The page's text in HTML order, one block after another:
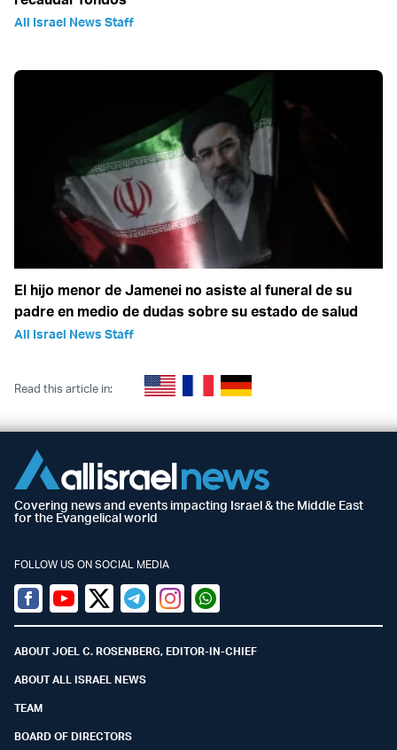
All Israel News Staff
El hijo menor de Jamenei no asiste al funeral de su
padre en medio de dudas sobre su estado de salud
All Israel News Staff
Read this article in:
Covering news and events impacting Israel & the Middle East
for the Evangelical world
FOLLOW US ON SOCIAL MEDIA
Facebook
YoutubeTwitter (X)
TelegramInstagramWhatsapp
ABOUT JOEL C. ROSENBERG, EDITOR-IN-CHIEF
ABOUT ALL ISRAEL NEWS
TEAM
BOARD OF DIRECTORS